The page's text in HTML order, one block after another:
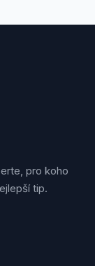
pro koho
tip.